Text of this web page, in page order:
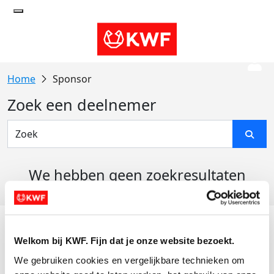
Welkom bij KWF. Fijn dat je onze website bezoekt.
We gebruiken cookies en vergelijkbare technieken om
Sponsor
Zoek een deelnemer
We hebben geen zoekresultaten
Actiematerialen
Evenementen